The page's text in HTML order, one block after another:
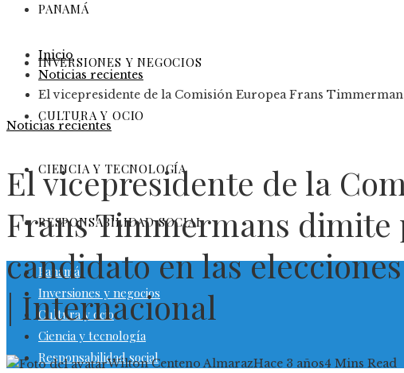
PANAMÁ
INVERSIONES Y NEGOCIOS
CULTURA Y OCIO
CIENCIA Y TECNOLOGÍA
RESPONSABILIDAD SOCIAL
Panamá
Inversiones y negocios
Cultura y ocio
Ciencia y tecnología
Responsabilidad social
Inicio
Noticias recientes
El vicepresidente de la Comisión Europea Frans
Noticias recientes
El vicepresidente de la
Frans Timmermans dimite
candidato en las
| Internacional
Wilton Centeno AlmarazHace 3 años4 Mins Read